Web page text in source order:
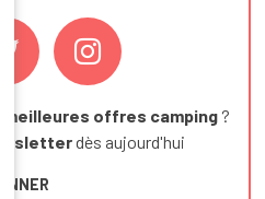
meilleures offres camping ?
dès aujourd'hui